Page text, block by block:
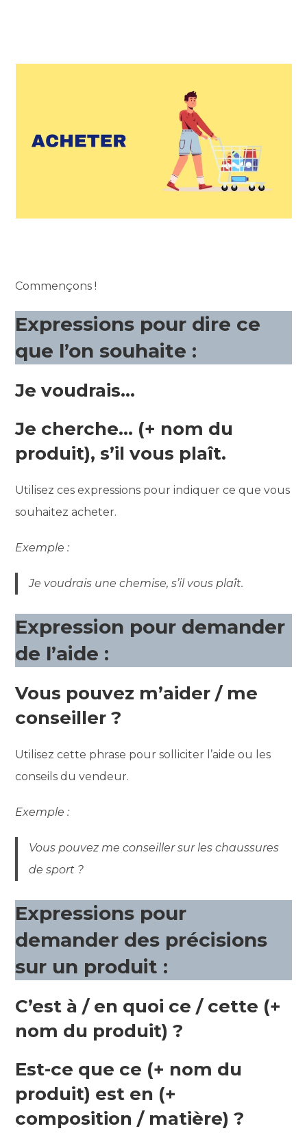
Commençons !
Expressions pour dire ce
que l’on souhaite :
Je voudrais…
Je cherche… (+ nom du
produit), s’il vous plaît.
Utilisez ces expressions pour indiquer ce que vous
souhaitez acheter.
Exemple :
Je voudrais une chemise, s’il vous plaît.
Expression pour demander
de l’aide :
Vous pouvez m’aider / me
conseiller ?
Utilisez cette phrase pour solliciter l’aide ou les
conseils du vendeur.
Exemple :
Vous pouvez me conseiller sur les chaussures
de sport ?
Expressions pour
demander des précisions
sur un produit :
C’est à / en quoi ce / cette (+
nom du produit) ?
Est-ce que ce (+ nom du
produit) est en (+
composition / matière) ?